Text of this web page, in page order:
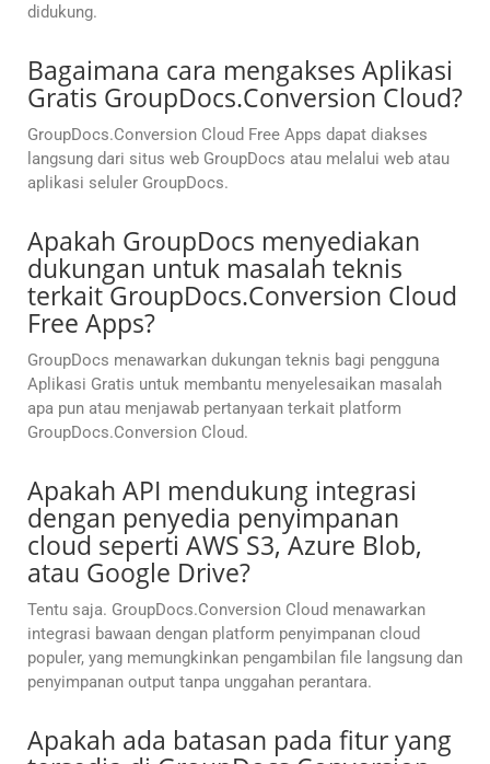
didukung.
Bagaimana cara mengakses Aplikasi
Gratis GroupDocs.Conversion Cloud?
GroupDocs.Conversion Cloud Free Apps dapat diakses
langsung dari situs web GroupDocs atau melalui web atau
aplikasi seluler GroupDocs.
Apakah GroupDocs menyediakan
dukungan untuk masalah teknis
terkait GroupDocs.Conversion Cloud
Free Apps?
GroupDocs menawarkan dukungan teknis bagi pengguna
Aplikasi Gratis untuk membantu menyelesaikan masalah
apa pun atau menjawab pertanyaan terkait platform
GroupDocs.Conversion Cloud.
Apakah API mendukung integrasi
dengan penyedia penyimpanan
cloud seperti AWS S3, Azure Blob,
atau Google Drive?
Tentu saja. GroupDocs.Conversion Cloud menawarkan
integrasi bawaan dengan platform penyimpanan cloud
populer, yang memungkinkan pengambilan file langsung dan
penyimpanan output tanpa unggahan perantara.
Apakah ada batasan pada fitur yang